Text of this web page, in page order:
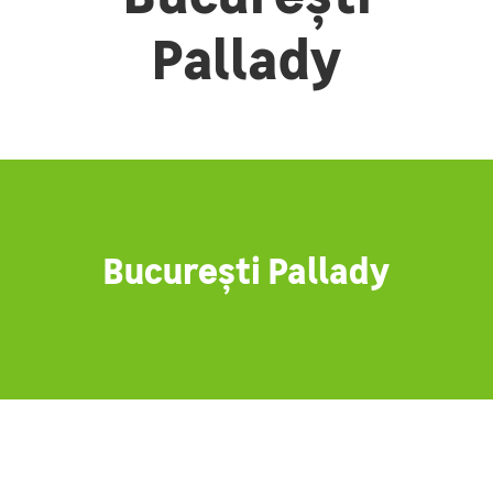
Pallady
București Pallady